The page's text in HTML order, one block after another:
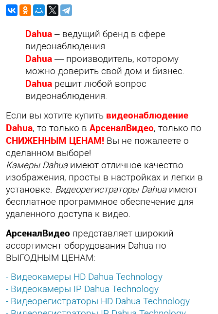
Dahua – ведущий бренд в сфере
видеонаблюдения.
Dahua — производитель, которому
можно доверить свой дом и бизнес.
Dahua решит любой вопрос
видеонаблюдения.
Если вы хотите купить видеонаблюдение
Dahua, то только в АрсеналВидео, только по
СНИЖЕННЫМ ЦЕНАМ! Вы не пожалеете о
сделанном выборе!
Камеры Dahuaимеют отличное качество
изображения, просты в настройках и легки в
установке. Видеорегистраторы Dahuaимеют
бесплатное программное обеспечение для
удаленного доступа к видео.
АрсеналВидео представляет широкий
ассортимент оборудования Dahua по
ВЫГОДНЫМ ЦЕНАМ:
- Видеокамеры HD Dahua Technology
- Видеокамеры IP Dahua Technology
- Видеорегистраторы HD Dahua Technology